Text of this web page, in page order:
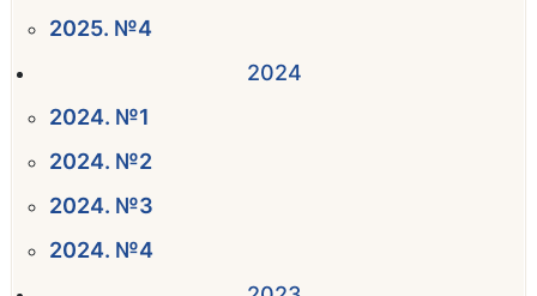
2025. №4
2024
2024. №1
2024. №2
2024. №3
2024. №4